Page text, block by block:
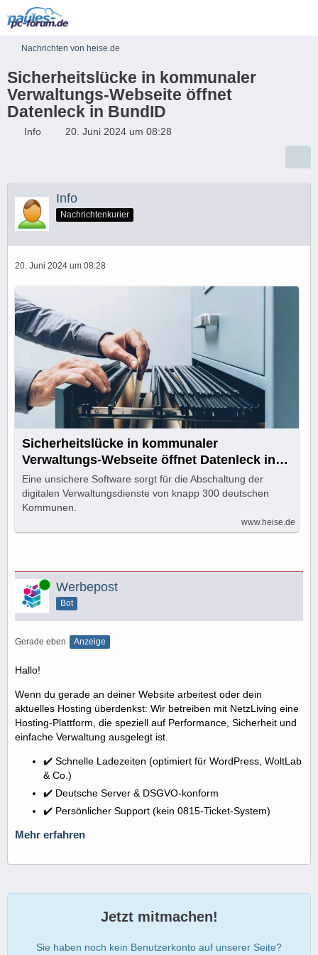
Nachrichten von heise.de
Sicherheitslücke in kommunaler
Verwaltungs-Webseite öffnet
Datenleck in BundID
Info 20. Juni 2024 um 08:28
Info
Nachrichtenkurier
20. Juni 2024 um 08:28
Sicherheitslücke in kommunaler
Verwaltungs-Webseite öffnet Datenleck in
BundID
Eine unsichere Software sorgt für die Abschaltung der
digitalen Verwaltungsdienste von knapp 300 deutschen
Kommunen.
www.heise.de
Online Werbepost
Bot
Gerade eben Anzeige
Hallo!
Wenn du gerade an deiner Website arbeitest oder dein
aktuelles Hosting überdenkst: Wir betreiben mit NetzLiving eine
Hosting-Plattform, die speziell auf Performance, Sicherheit und
einfache Verwaltung ausgelegt ist.
✔️ Schnelle Ladezeiten (optimiert für WordPress, WoltLab
& Co.)
✔️ Deutsche Server & DSGVO-konform
✔️ Persönlicher Support (kein 0815-Ticket-System)
Mehr erfahren
Jetzt mitmachen!
Sie haben noch kein Benutzerkonto auf unserer Seite?